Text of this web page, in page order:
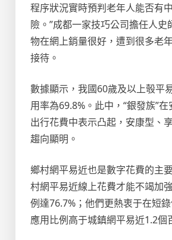
程序狀況實時預判老年人能否有
險。”成都一家技巧公司擔任人史
物在網上銷量很好，遭到很多老
接待。
數據顯示，我國60歲及以上彀平
用率為69.8%。此中，“銀發族”
出行花費中表示凸起，安康型、
趨向顯明。
鄉村網平易近也是數字花費的主
村網平易近線上花費才能不竭加
例達76.7%；他們更熱衷于在短錄
應用比例高于城鎮網平易近1.2個